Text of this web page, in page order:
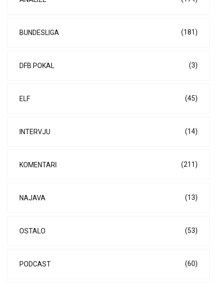
BUNDESLIGA (181)
DFB POKAL (3)
ELF (45)
INTERVJU (14)
KOMENTARI (211)
NAJAVA (13)
OSTALO (53)
PODCAST (60)